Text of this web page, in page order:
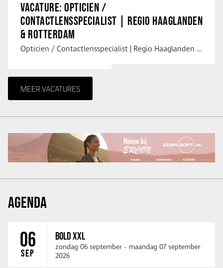
VACATURE: OPTICIEN /
CONTACTLENSSPECIALIST | REGIO HAAGLANDEN
& ROTTERDAM
Opticien / Contactlensspecialist | Regio Haaglanden & Rotterdam Saludos uit …
MEER VACATURES
AGENDA
06
SEP
BOLD XXL
zondag 06 september - maandag 07 september
2026